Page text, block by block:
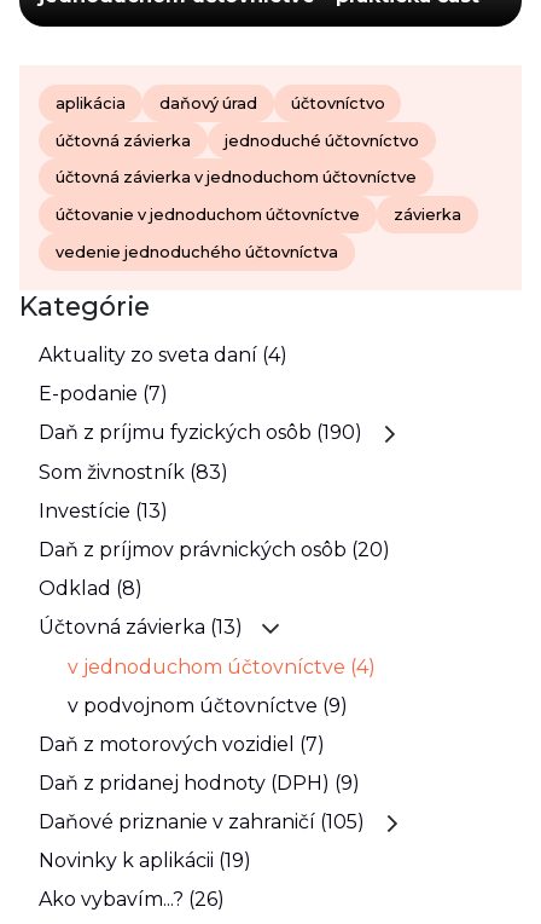
aplikácia daňový úrad účtovníctvo
účtovná závierka jednoduché účtovníctvo
účtovná závierka v jednoduchom účtovníctve
účtovanie v jednoduchom účtovníctve závierka
vedenie jednoduchého účtovníctva
Kategórie
Aktuality zo sveta daní (4)
E-podanie (7)
Daň z príjmu fyzických osôb (190)
Som živnostník (83)
Investície (13)
Daň z príjmov právnických osôb (20)
Odklad (8)
Účtovná závierka (13)
v jednoduchom účtovníctve (4)
v podvojnom účtovníctve (9)
Daň z motorových vozidiel (7)
Daň z pridanej hodnoty (DPH) (9)
Daňové priznanie v zahraničí (105)
Novinky k aplikácii (19)
Ako vybavím...? (26)